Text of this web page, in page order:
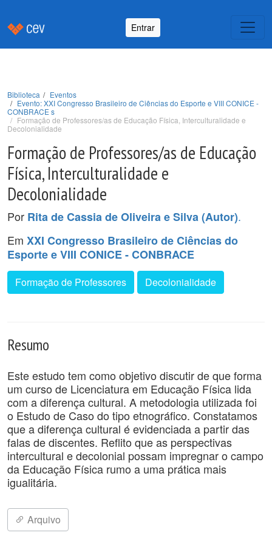
Entrar
Biblioteca
Eventos
Evento: XXI Congresso Brasileiro de Ciências do Esporte e VIII CONICE -
CONBRACE s
Formação de Professores/as de Educação Física, Interculturalidade e
Decolonialidade
Formação de Professores/as de Educação
Física, Interculturalidade e
Decolonialidade
Por Rita de Cassia de Oliveira e Silva (Autor).
Em XXI Congresso Brasileiro de Ciências do
Esporte e VIII CONICE - CONBRACE
Formação de Professores Decolonialidade
Resumo
Este estudo tem como objetivo discutir de que forma
um curso de Licenciatura em Educação Física lida
com a diferença cultural. A metodologia utilizada foi
o Estudo de Caso do tipo etnográfico. Constatamos
que a diferença cultural é evidenciada a partir das
falas de discentes. Reflito que as perspectivas
intercultural e decolonial possam impregnar o campo
da Educação Física rumo a uma prática mais
igualitária.
Arquivo